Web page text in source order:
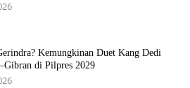
Kemungkinan Duet Kang Dedi
di Pilpres 2029